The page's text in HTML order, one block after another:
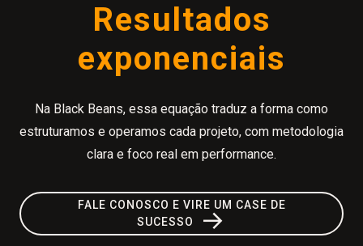
Resultados
exponenciais
Na Black Beans, essa equação traduz a forma como
estruturamos e operamos cada projeto, com metodologia
clara e foco real em performance.
FALE CONOSCO E VIRE UM CASE DE
SUCESSO
→